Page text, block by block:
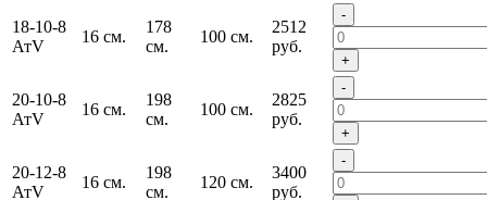
18-10-8
АтV
16 см.
178
см.
100 см.
2512
руб.
-
+
20-10-8
АтV
16 см.
198
см.
100 см.
2825
руб.
-
+
20-12-8
АтV
16 см.
198
см.
120 см.
3400
руб.
-